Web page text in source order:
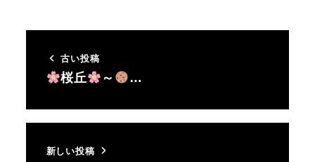
古い投稿
桜丘 ～ …
新しい投稿